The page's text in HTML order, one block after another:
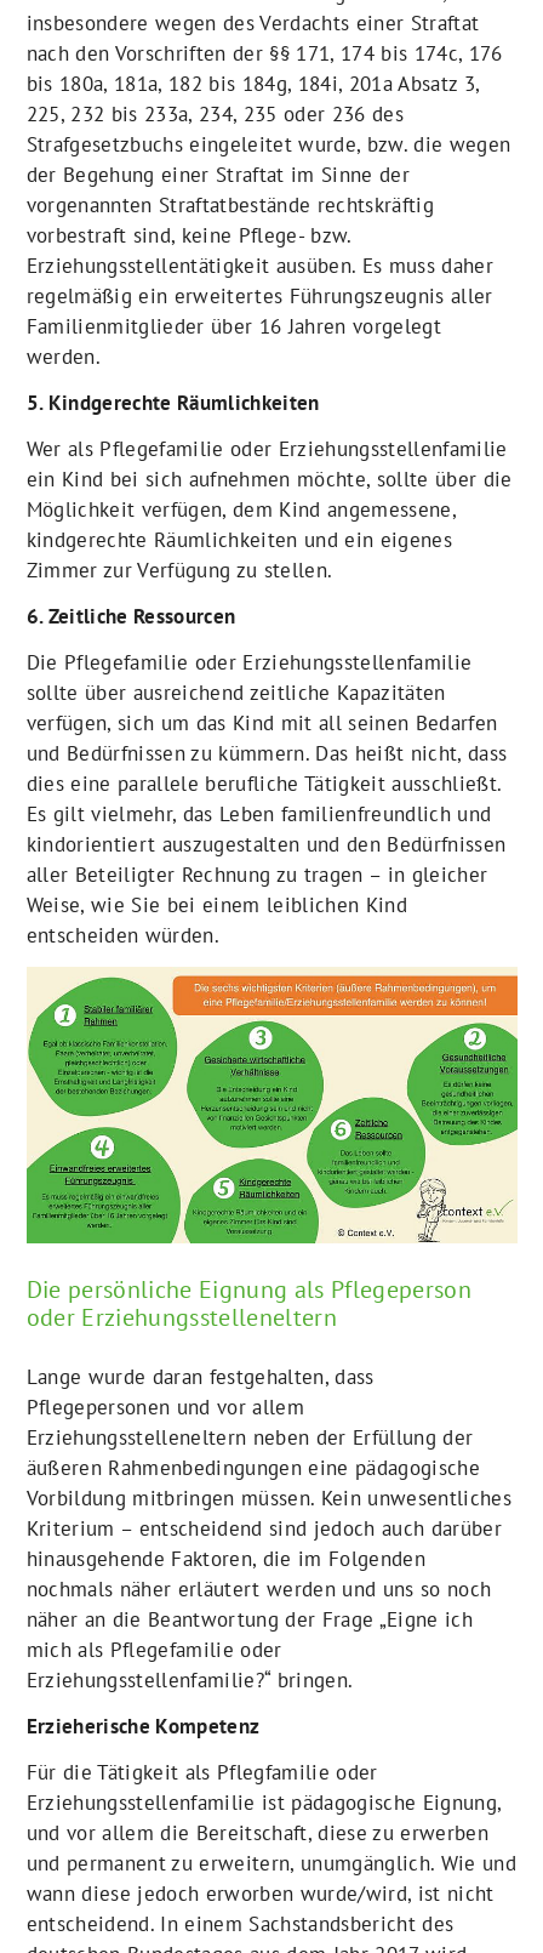
insbesondere wegen des Verdachts einer Straftat
nach den Vorschriften der §§ 171, 174 bis 174c, 176
bis 180a, 181a, 182 bis 184g, 184i, 201a Absatz 3,
225, 232 bis 233a, 234, 235 oder 236 des
Strafgesetzbuchs eingeleitet wurde, bzw. die wegen
der Begehung einer Straftat im Sinne der
vorgenannten Straftatbestände rechtskräftig
vorbestraft sind, keine Pflege- bzw.
Erziehungsstellentätigkeit ausüben. Es muss daher
regelmäßig ein erweitertes Führungszeugnis aller
Familienmitglieder über 16 Jahren vorgelegt
werden.
5. Kindgerechte Räumlichkeiten
Wer als Pflegefamilie oder Erziehungsstellenfamilie
ein Kind bei sich aufnehmen möchte, sollte über die
Möglichkeit verfügen, dem Kind angemessene,
kindgerechte Räumlichkeiten und ein eigenes
Zimmer zur Verfügung zu stellen.
6. Zeitliche Ressourcen
Die Pflegefamilie oder Erziehungsstellenfamilie
sollte über ausreichend zeitliche Kapazitäten
verfügen, sich um das Kind mit all seinen Bedarfen
und Bedürfnissen zu kümmern. Das heißt nicht, dass
dies eine parallele berufliche Tätigkeit ausschließt.
Es gilt vielmehr, das Leben familienfreundlich und
kindorientiert auszugestalten und den Bedürfnissen
aller Beteiligter Rechnung zu tragen – in gleicher
Weise, wie Sie bei einem leiblichen Kind
entscheiden würden.
Die persönliche Eignung als Pflegeperson
oder Erziehungsstelleneltern
Lange wurde daran festgehalten, dass
Pflegepersonen und vor allem
Erziehungsstelleneltern neben der Erfüllung der
äußeren Rahmenbedingungen eine pädagogische
Vorbildung mitbringen müssen. Kein unwesentliches
Kriterium – entscheidend sind jedoch auch darüber
hinausgehende Faktoren, die im Folgenden
nochmals näher erläutert werden und uns so noch
näher an die Beantwortung der Frage „Eigne ich
mich als Pflegefamilie oder
Erziehungsstellenfamilie?“ bringen.
Erzieherische Kompetenz
Für die Tätigkeit als Pflegfamilie oder
Erziehungsstellenfamilie ist pädagogische Eignung,
und vor allem die Bereitschaft, diese zu erwerben
und permanent zu erweitern, unumgänglich. Wie und
wann diese jedoch erworben wurde/wird, ist nicht
entscheidend. In einem Sachstandsbericht des